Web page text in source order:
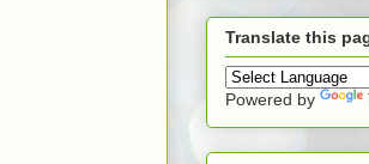
Translate this
Powered by